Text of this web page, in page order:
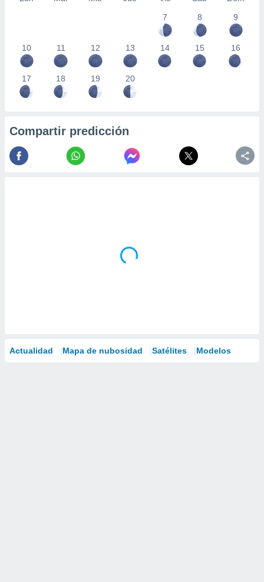
7
8 9
10 11 12 13 14 15 16
17 18 19 20
Compartir predicción
Actualidad Mapa de nubosidad Satélites Modelos